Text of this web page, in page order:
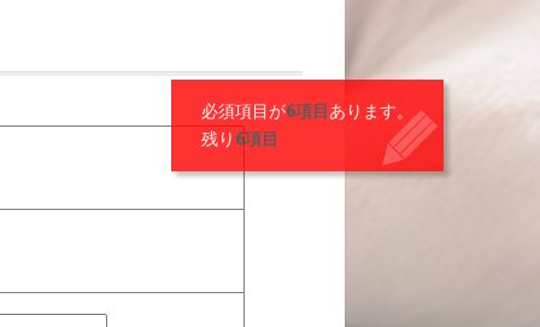
必須項目が6項目 あります。
残り 6項目